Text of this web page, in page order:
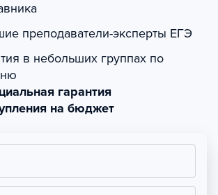
преподаватели-эксперты ЕГЭ
в небольших группах по
гарантия
на бюджет